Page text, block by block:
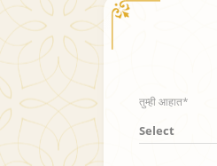
तुम्ही आहात*
Select